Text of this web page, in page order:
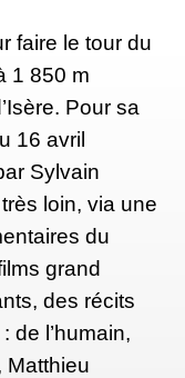
faire le tour du
1 850 m
Pour sa
16 avril
Sylvain
loin, via une
du
grand
des récits
de l’humain,
Matthieu